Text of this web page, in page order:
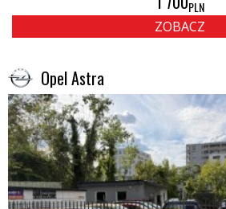
PLN
ZOBACZ
Opel Astra